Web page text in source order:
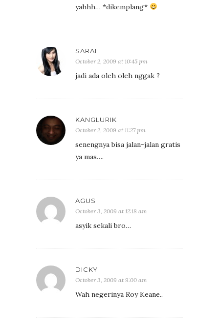
yahhh… *dikemplang*
SARAH
October 2, 2009 at 10:45 pm
jadi ada oleh oleh nggak ?
KANGLURIK
October 2, 2009 at 11:27 pm
senengnya bisa jalan-jalan gratis
ya mas….
AGUS
October 3, 2009 at 12:18 am
asyik sekali bro…
DICKY
October 3, 2009 at 9:00 am
Wah negerinya Roy Keane..